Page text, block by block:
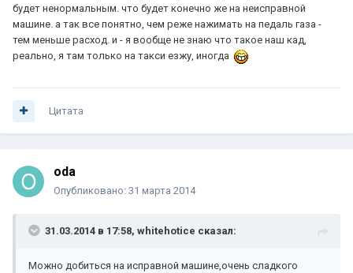
будет ненормальным. что будет конечно же на неисправной
машине. а так все понятно, чем реже нажимать на педаль газа -
тем меньше расход. и - я вообще не знаю что такое наш кад,
реально, я там только на такси езжу, иногда
Цитата
oda
Опубликовано: 31 марта 2014
31.03.2014 в 17:58, whitehotice сказал:
Можно добиться на исправной машине,очень сладкого